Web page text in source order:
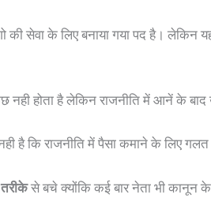
की सेवा के लिए बनाया गया पद है।
होता है लेकिन राजनीति में आनें के बाद
है कि राजनीति में पैसा कमाने के लिए
से बचे क्योंकि कई बार नेता भी कानून